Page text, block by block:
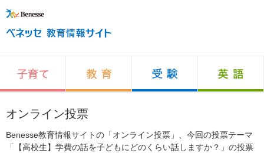
オンライン投票
Benesse教育情報サイトの「オンライン投票」、今回の投票テーマ
「【高校生】学費の話を子どもにどのくらい話しますか？」の投票